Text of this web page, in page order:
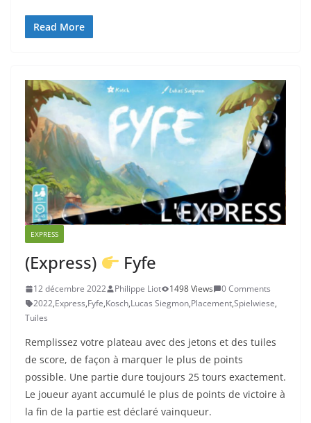
Read More
EXPRESS
(Express) Fyfe
12 décembre 2022 Philippe Liot 1498 Views
0 Comments
2022,Express,Fyfe,Kosch,Lucas Siegmon,Placement,Spielwiese,
Tuiles
Remplissez votre plateau avec des jetons et des tuiles
de score, de façon à marquer le plus de points
possible. Une partie dure toujours 25 tours exactement.
Le joueur ayant accumulé le plus de points de victoire à
la fin de la partie est déclaré vainqueur.